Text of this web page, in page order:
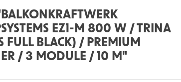
EZ1-M 800 W / TRINA
BLACK) / PREMIUM
/ 3 MODULE / 10 M"